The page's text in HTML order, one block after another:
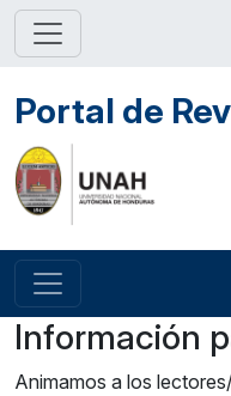
Portal de
Información
Animamos a los